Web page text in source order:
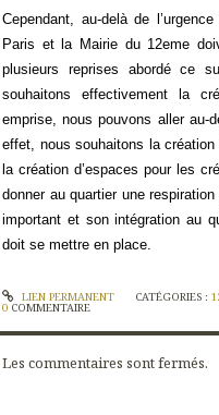
Cependant, au-delà de
Paris et la Mairie du 12eme
plusieurs reprises abordé ce
souhaitons effectivement la
emprise, nous pouvons aller au-
effet, nous souhaitons la
la création d’espaces pour les
donner au quartier une
important et son intégration au
doit se mettre en place.
LIEN PERMANENT CATÉGORIES :
0 COMMENTAIRE
Les commentaires sont fermés.